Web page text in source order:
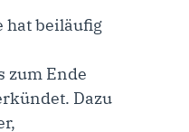
hat beiläufig
zum Ende
Dazu